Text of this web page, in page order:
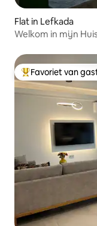
Flat in Lefkada
Welkom in mijn
Topfavoriet van
Favoriet van